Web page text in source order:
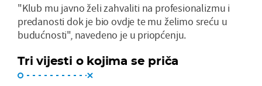
"Klub mu javno želi zahvaliti na profesionalizmu i
predanosti dok je bio ovdje te mu želimo sreću u
budućnosti", navedeno je u priopćenju.
Tri vijesti o kojima se priča